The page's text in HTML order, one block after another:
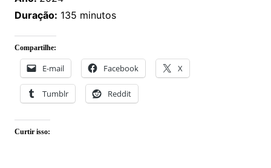
Duração: 135 minutos
Compartilhe:
E-mail Facebook X
Tumblr Reddit
Curtir isso: